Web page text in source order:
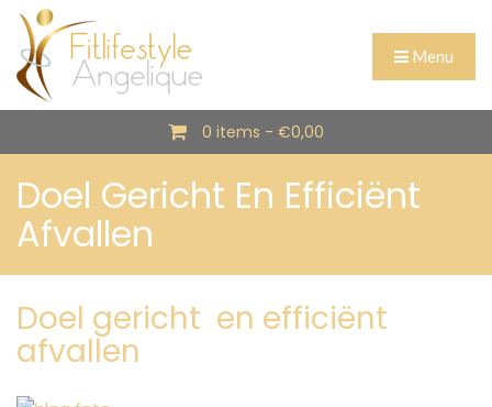
Menu
0 items - €0,00
Doel Gericht En Efficiënt
Afvallen
Doel gericht en efficiënt
afvallen